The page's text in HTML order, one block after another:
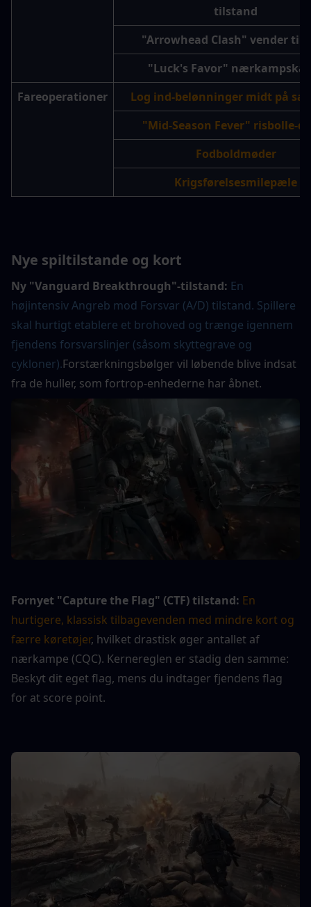
tilstand
"Arrowhead Clash" vender
"Luck's Favor"
Fareoperationer
Log ind-belønninger midt på
"Mid-Season Fever" risbolle-
Fodboldmøder
Krigsførelsesmilepæle
Nye spiltilstande og kort
Ny "Vanguard Breakthrough"-tilstand: En
højintensiv Angreb mod Forsvar (A/D) tilstand. Spillere
skal hurtigt etablere et brohoved og trænge igennem
fjendens forsvarslinjer (såsom skyttegrave og
cykloner).Forstærkningsbølger vil løbende blive indsat
fra de huller, som fortrop-enhederne har åbnet.
Fornyet "Capture the Flag" (CTF) tilstand: En
hurtigere, klassisk tilbagevenden med mindre kort og
færre køretøjer, hvilket drastisk øger antallet af
nærkampe (CQC). Kernereglen er stadig den samme:
Beskyt dit eget flag, mens du indtager fjendens flag
for at score point.